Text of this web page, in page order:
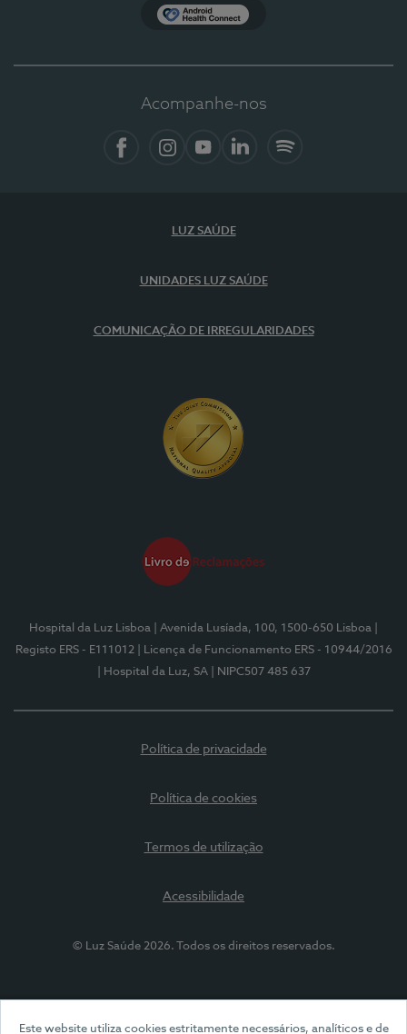
Este website utiliza cookies estritamente necessários, analíticos e de
Acompanhe-nos
LUZ SAÚDE
UNIDADES LUZ SAÚDE
COMUNICAÇÃO DE IRREGULARIDADES
Hospital da Luz Lisboa | Avenida Lusíada, 100, 1500-650 Lisboa
Registo ERS - E111012
| Licença de Funcionamento ERS - 10944/2016
| Hospital da Luz, SA
| NIPC507 485 637
Política de privacidade
Política de cookies
Termos de utilização
Acessibilidade
© Luz Saúde 2026. Todos os direitos reservados.